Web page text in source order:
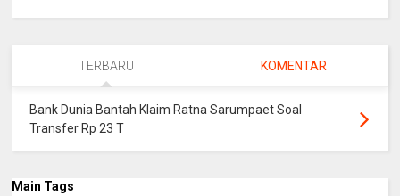
TERBARU KOMENTAR
Bank Dunia Bantah Klaim Ratna Sarumpaet Soal
Transfer Rp 23 T
Main Tags